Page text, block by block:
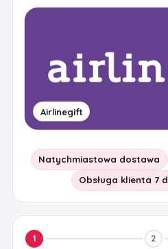
Airlinegift
Natychmiastowa dostawa
Obsługa klienta 7
1 2